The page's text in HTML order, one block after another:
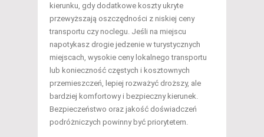
kierunku, gdy dodatkowe koszty ukryte
przewyższają oszczędności z niskiej ceny
transportu czy noclegu. Jeśli na miejscu
napotykasz drogie jedzenie w turystycznych
miejscach, wysokie ceny lokalnego transportu
lub konieczność częstych i kosztownych
przemieszczeń, lepiej rozważyć droższy, ale
bardziej komfortowy i bezpieczny kierunek.
Bezpieczeństwo oraz jakość doświadczeń
podróżniczych powinny być priorytetem.